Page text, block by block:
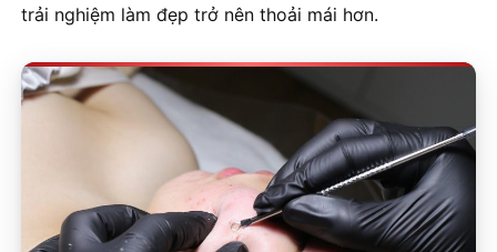
trải nghiệm làm đẹp trở nên thoải mái hơn.